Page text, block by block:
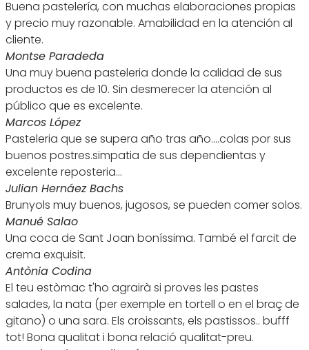
Buena pastelería, con muchas elaboraciones propias
y precio muy razonable. Amabilidad en la atención al
cliente.
Montse Paradeda
Una muy buena pasteleria donde la calidad de sus
productos es de 10. Sin desmerecer la atención al
público que es excelente.
Marcos López
Pasteleria que se supera año tras año....colas por sus
buenos postres.simpatia de sus dependientas y
excelente reposteria...
Julian Hernáez Bachs
Brunyols muy buenos, jugosos, se pueden comer solos.
Manué Salao
Una coca de Sant Joan boníssima. També el farcit de
crema exquisit.
Antònia Codina
El teu estòmac t'ho agrairà si proves les pastes
salades, la nata (per exemple en tortell o en el braç de
gitano) o una sara. Els croissants, els pastissos.. bufff
tot! Bona qualitat i bona relació qualitat-preu.